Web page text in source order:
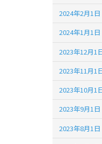
2024年2月1日
2024年1月1日
2023年12月1
2023年11月1
2023年10月1
2023年9月1日
2023年8月1日